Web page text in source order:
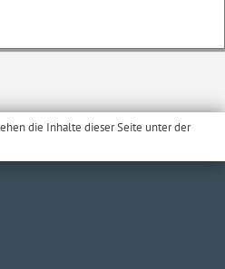
die Inhalte dieser Seite unter der